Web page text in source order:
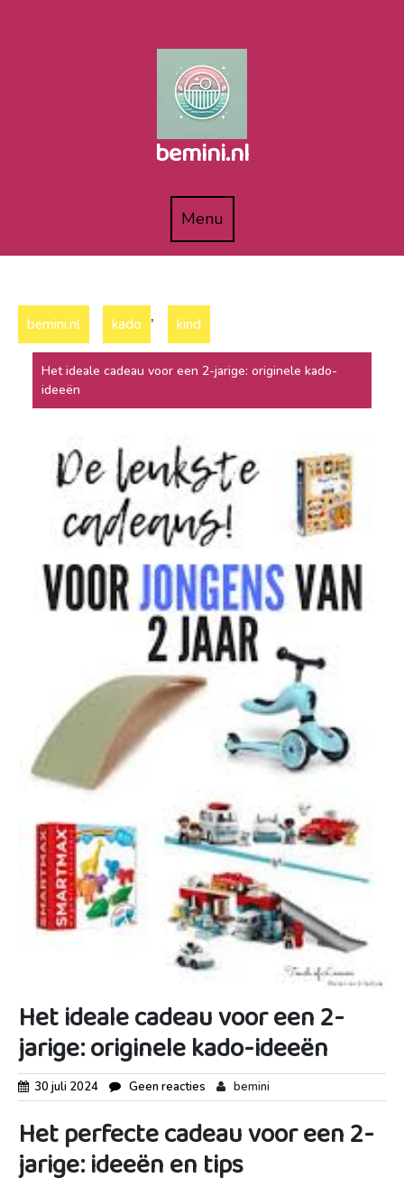
bemini.nl
MenuMenu
bemini.nl kado , kind
Het ideale cadeau voor een 2-jarige: originele kado-
ideeën
Het ideale cadeau voor een 2-
jarige: originele kado-ideeën
30 juli 2024 Geen reacties bemini
Het perfecte cadeau voor een 2-
jarige: ideeën en tips